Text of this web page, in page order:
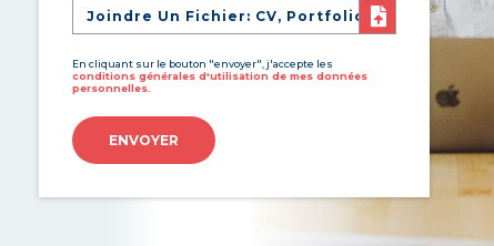
Joindre Un Fichier: CV, Portfolio
En cliquant sur le bouton "envoyer", j'accepte les
conditions générales d'utilisation de mes données
personnelles.
ENVOYER